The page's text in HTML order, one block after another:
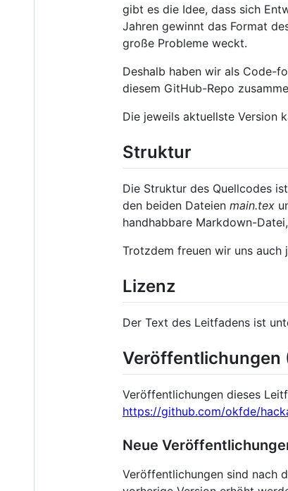
gibt es die Idee, dass sich
Jahren gewinnt das Format
große Probleme weckt.
Deshalb haben wir als Code-
diesem GitHub-Repo
Die jeweils aktuellste Version
Struktur
Die Struktur des Quellcodes
den beiden Dateien main.tex
handhabbare Markdown-
Trotzdem freuen wir uns auch
Lizenz
Der Text des Leitfadens ist
Veröffentlichungen
Veröffentlichungen dieses
https://github.com/okfde/
Neue
Veröffentlichungen sind nach